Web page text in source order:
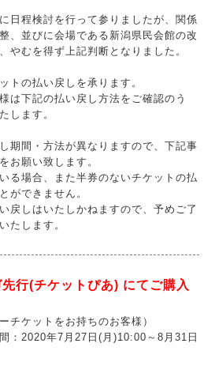
日程検討を行って参りましたが、関係
、並びに会場である新潟県民会館の改
やむを得ず上記判断となりました。
トの払い戻しを承ります。
は下記の払い戻し方法をご確認のう
します。
期間・方法が異なりますので、下記事
お願い致します。
る場合、また半券のないチケットの払
ができません。
戻しはいたしかねますので、予めご了
たします。
行(チケットぴあ) にてご購入
チケットをお持ちのお客様）
：2020年7月27日(月)10:00～8月31日